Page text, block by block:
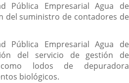
Pública Empresarial Agua de
del suministro de contadores de
Pública Empresarial Agua de
del servicio de gestión de
lodos de depuradora
biológicos.